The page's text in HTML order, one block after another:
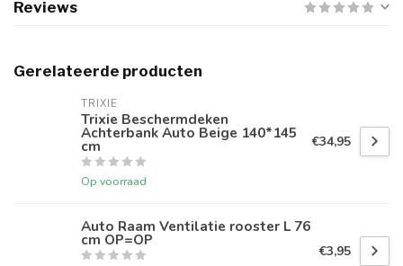
Reviews
Gerelateerde producten
TRIXIE
Trixie Beschermdeken
Achterbank Auto Beige 140*145
cm
Op voorraad
€34,95
Auto Raam Ventilatie rooster L 76
cm OP=OP
€3,95